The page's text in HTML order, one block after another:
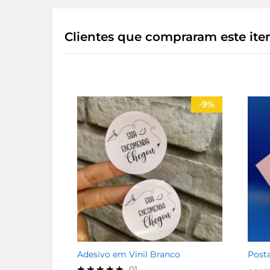
Clientes que compraram este
-9%
Adesivo em Vinil Branco